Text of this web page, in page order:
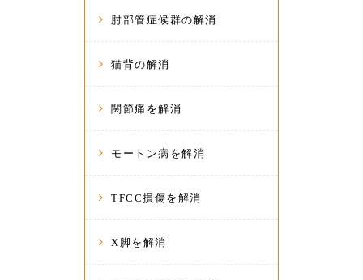
肘部管症候群の解消
猫背の解消
関節痛を解消
モートン病を解消
TFCC損傷を解消
X脚を解消